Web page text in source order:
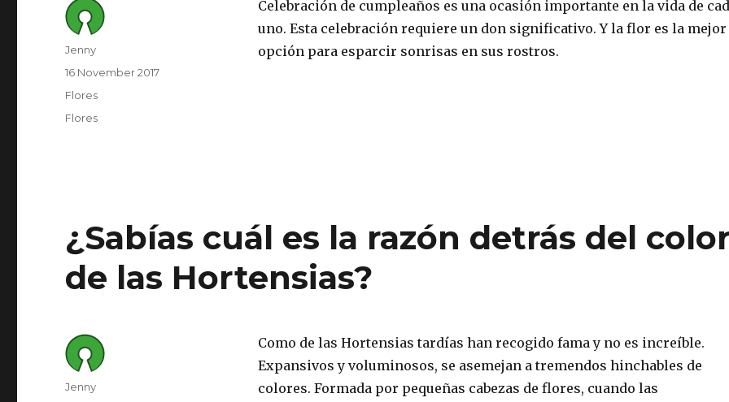
Celebración de cumpleaños es una ocasión importante en la vida de
uno. Esta celebración requiere un don significativo. Y la flor es la mejor
opción para esparcir sonrisas en sus rostros.
Author
Jenny
Posted
on
16 November 2017
Category
Flores
Tags
Flores
¿Sabías cuál es la razón detrás del
de las Hortensias?
Como de las Hortensias tardías han recogido fama y no es increíble.
Expansivos y voluminosos, se asemejan a tremendos hinchables de
colores. Formada por pequeñas cabezas de flores, cuando las
Author
Jenny